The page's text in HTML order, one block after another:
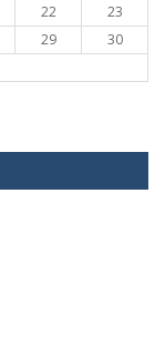
22
23
29
30